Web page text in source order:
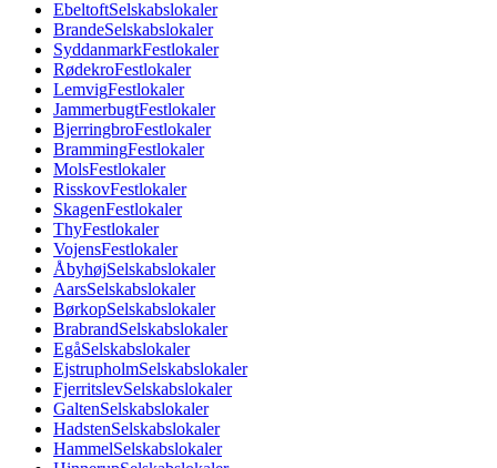
EbeltoftSelskabslokaler
BrandeSelskabslokaler
SyddanmarkFestlokaler
RødekroFestlokaler
LemvigFestlokaler
JammerbugtFestlokaler
BjerringbroFestlokaler
BrammingFestlokaler
MolsFestlokaler
RisskovFestlokaler
SkagenFestlokaler
ThyFestlokaler
VojensFestlokaler
ÅbyhøjSelskabslokaler
AarsSelskabslokaler
BørkopSelskabslokaler
BrabrandSelskabslokaler
EgåSelskabslokaler
EjstrupholmSelskabslokaler
FjerritslevSelskabslokaler
GaltenSelskabslokaler
HadstenSelskabslokaler
HammelSelskabslokaler